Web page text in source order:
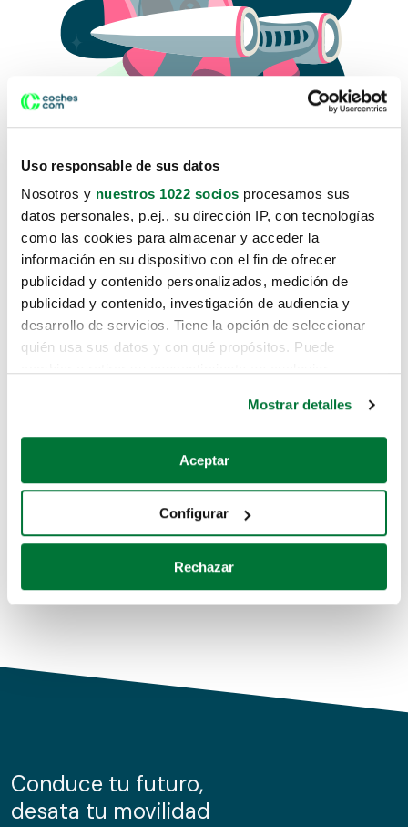
Uso responsable de sus datos
Nosotros y nuestros 1022 socios procesamos sus
datos personales, p.ej., su dirección IP, con tecnologías
como las cookies para almacenar y acceder la
información en su dispositivo con el fin de ofrecer
publicidad y contenido personalizados, medición de
publicidad y contenido, investigación de audiencia y
desarrollo de servicios. Tiene la opción de seleccionar
quién usa sus datos y con qué propósitos. Puede
Si lo permite, también quisiéramos:
Recopilar información sobre su ubicación geográfica
Identificar su dispositivo analizándolo activamente
para buscar características específicas (huellas
Obtenga más información sobre cómo se procesan sus
de cookies.
información sobre el uso que haga del sitio web con
nuestros partners de redes sociales, publicidad y análisis
Mostrar detalles
Aceptar
Configurar
Rechazar
Lo sentimos, no sabemos como
te hemos traido hasta aquí.
Pero puedes encontrar el coche que estás
buscando en alguno de estos enlaces:
Coches de segunda mano
Coches de km0
Conduce tu futuro,
desata tu movilidad